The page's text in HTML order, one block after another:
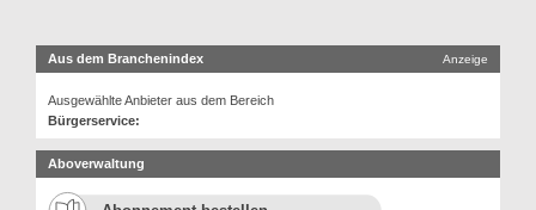
Aus dem Branchenindex Anzeige
Ausgewählte Anbieter aus dem Bereich
Bürgerservice:
Aboverwaltung